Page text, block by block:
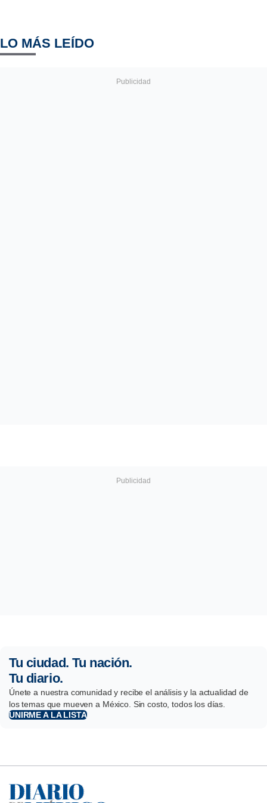
LO MÁS LEÍDO
Tu ciudad. Tu nación.
Tu diario.
Únete a nuestra comunidad y recibe el análisis y la actualidad de
los temas que mueven a México. Sin costo, todos los días.
UNIRME A LA LISTA